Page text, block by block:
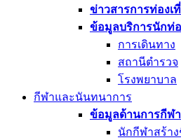
ข่าวสารการท่องเ
ข้อมูลบริการนักท่อ
การเดินทาง
สถานีตำรวจ
โรงพยาบาล
กีฬาและนันทนาการ
ข้อมูลด้านการกีฬา
นักกีฬาสร้าง